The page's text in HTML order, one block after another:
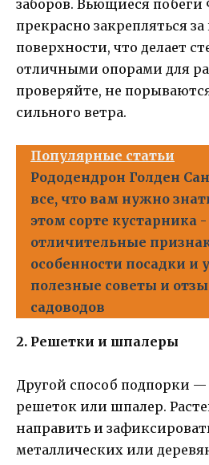
заборов. Вьющиеся побеги
прекрасно закрепляться
поверхности, что делает
отличными опорами для
проверяйте, не
сильного ветра.
Популярные статьи
Рододендрон Голден
все, что вам нужно
этом сорте кустарника -
отличительные
особенности посадки и
полезные советы и
садоводов
2. Решетки и шпалеры
Другой способ подпорки —
решеток или шпалер.
направить и
металлических или